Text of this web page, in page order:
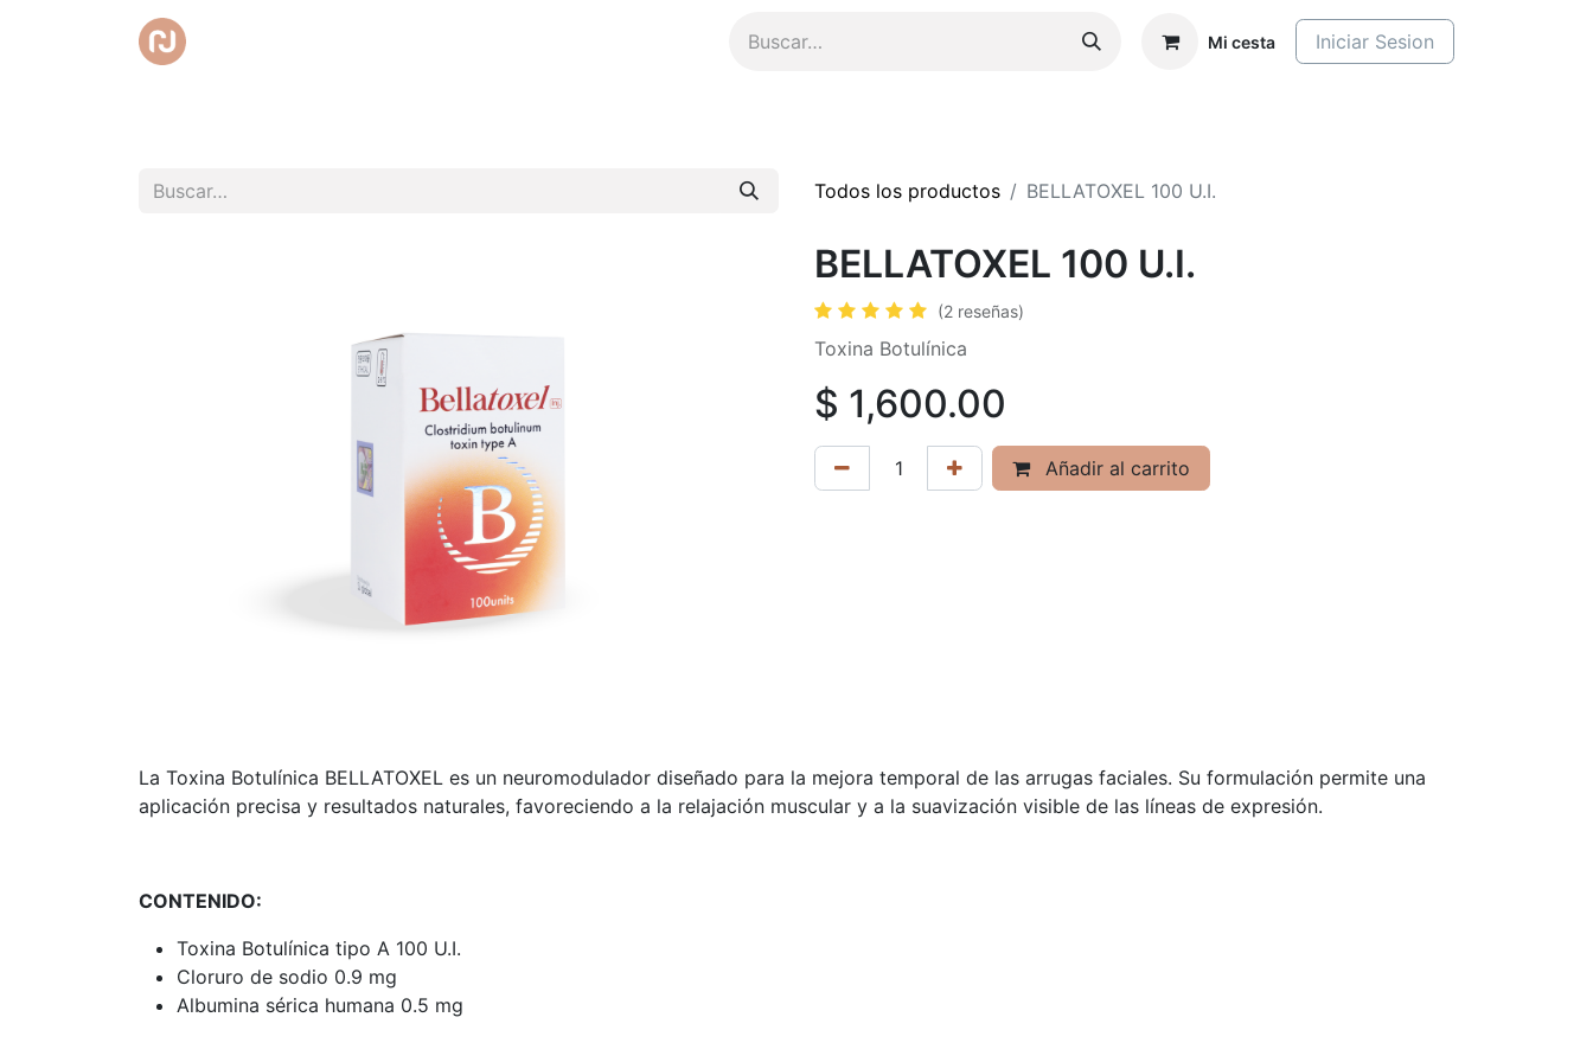
Mi cesta Iniciar Sesion
Todos los productos BELLATOXEL 100 U.I.
BELLATOXEL 100 U.I.
(2 reseñas)
Toxina Botulínica
$ 1,600.00
Añadir al carrito
La Toxina Botulínica BELLATOXEL es un neuromodulador diseñado para la mejora temporal de las arrugas faciales. Su formulación permite una
aplicación precisa y resultados naturales, favoreciendo a la relajación muscular y a la suavización visible de las líneas de expresión.
CONTENIDO:
Toxina Botulínica tipo A 100 U.I.
Cloruro de sodio 0.9 mg
Albumina sérica humana 0.5 mg